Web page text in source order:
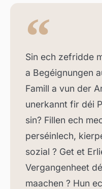
Sin ech zefridde
a Begéignungen
Famill a vun der
unerkannt fir déi
sin? Fillen ech
perséinlech,
sozial ? Get et
Vergangenheet
maachen ? Hun